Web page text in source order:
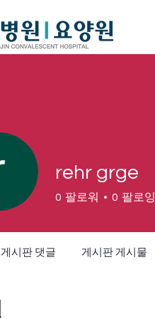
rehr grge
0 팔로워 0 팔로잉
게시판 댓글 게시판 게시물